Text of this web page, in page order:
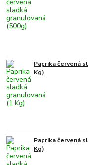
Paprika červená
Kg)
Paprika červená
Kg)